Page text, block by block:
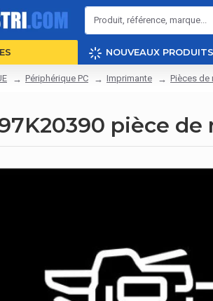
NOUVEAUX PRODUITS
Périphérique PC Imprimante Pièces de
pièce